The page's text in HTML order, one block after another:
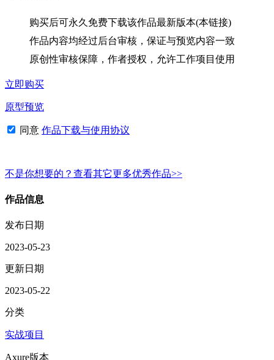
购买后可永久免费下载该作品最新版本(本链接)
作品内容均经过后台审核，保证与预览内容一致
原创性审核保障，作者授权，允许工作项目使用
立即购买
原型预览
同意 作品下载与使用协议
不是你想要的？查看其它更多优秀作品>>
作品信息
发布日期
2023-05-23
更新日期
2023-05-22
分类
实战项目
Axure版本